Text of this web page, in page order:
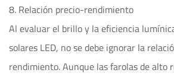
8. Relación precio-rendimiento
Al evaluar el brillo y la eficiencia
solares LED, no se debe ignorar la
rendimiento. Aunque las farolas de alto